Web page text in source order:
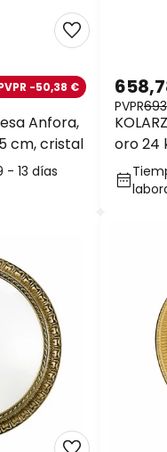
Anfora,
cm, cristal
-50,38 €
- 13 días
oro 24
PVPR